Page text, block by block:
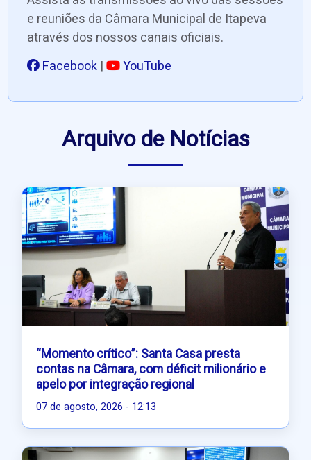
e reuniões da Câmara Municipal de Itapeva
através dos nossos canais oficiais.
Facebook | YouTube
Arquivo de Notícias
“Momento crítico”: Santa Casa presta
contas na Câmara, com déficit milionário e
apelo por integração regional
07 de agosto, 2026 - 12:13